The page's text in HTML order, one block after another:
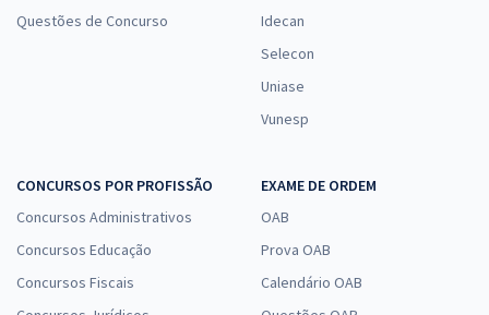
Economize R$ 55,96 (-20%)
Comprar
Questões de Concurso
Idecan
Selecon
Uniase
Vunesp
CONCURSOS POR PROFISSÃO
Concursos Administrativos
Concursos Educação
Concursos Fiscais
EXAME DE ORDEM
OAB
Prova OAB
Calendário OAB